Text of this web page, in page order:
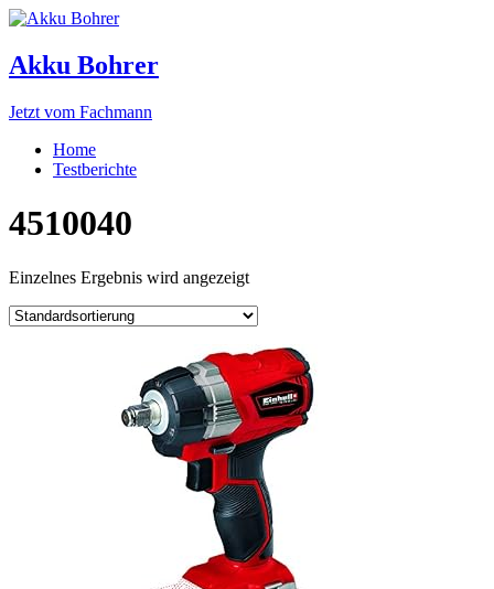
Akku Bohrer
Jetzt vom Fachmann
Home
Testberichte
4510040
Einzelnes Ergebnis wird angezeigt